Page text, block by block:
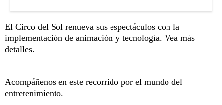
El Circo del Sol renueva sus espectáculos con la
implementación de animación y tecnología. Vea más
detalles.
Acompáñenos en este recorrido por el mundo del
entretenimiento.